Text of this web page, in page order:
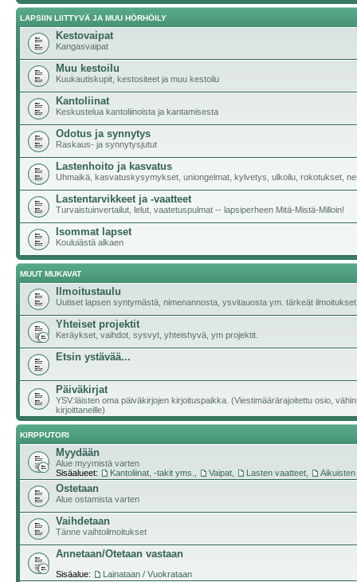
LAPSIIN LIITTYVÄ JA MUU HÖRHÖILY
Kestovaipat
Kangasvaipat
Muu kestoilu
Kuukautiskupit, kestositeet ja muu kestoilu
Kantoliinat
Keskustelua kantoliinoista ja kantamisesta
Odotus ja synnytys
Raskaus- ja synnytysjutut
Lastenhoito ja kasvatus
Uhmaikä, kasvatuskysymykset, uniongelmat, kylvetys, ulkoilu, rokotukset,
Lastentarvikkeet ja -vaatteet
Turvaistuinvertailut, lelut, vaatetuspulmat -- lapsiperheen Mitä-Mistä-Milloin!
Isommat lapset
Kouluiästä alkaen
MUUT MUKAVAT
Ilmoitustaulu
Uutiset lapsen syntymästä, nimenannosta, ysvitauosta ym. tärkeät ilmoitukset
Yhteiset projektit
Keräykset, vaihdot, sysvyt, yhteishyvä, ym projektit.
Etsin ystävää...
Päiväkirjat
YSV:läisten oma päiväkirjojen kirjoituspaikka. (Viestimäärärajoitettu osio,
kirjoittaneille)
KIRPPUTORI
Myydään
Alue myymistä varten
Sisäalueet:
Kantoliinat, -takit yms. Vaipat Lasten vaatteet
Ostetaan
Alue ostamista varten
Vaihdetaan
Tänne vaihtoilmoitukset
Annetaan/Otetaan vastaan
Sisäalue: Lainataan / Vuokrataan